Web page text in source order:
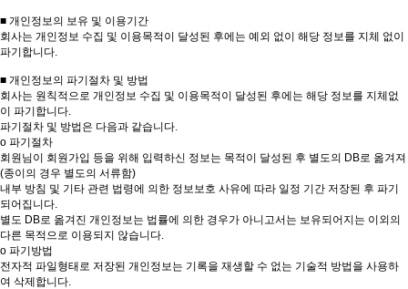
■ 개인정보의 보유 및 이용기간
회사는 개인정보 수집 및 이용목적이 달성된 후에는 예외 없이 해당 정보를 지체 없이
파기합니다.
■ 개인정보의 파기절차 및 방법
회사는 원칙적으로 개인정보 수집 및 이용목적이 달성된 후에는 해당 정보를 지체없
이 파기합니다.
파기절차 및 방법은 다음과 같습니다.
ο 파기절차
회원님이 회원가입 등을 위해 입력하신 정보는 목적이 달성된 후 별도의 DB로 옮겨져
(종이의 경우 별도의 서류함)
내부 방침 및 기타 관련 법령에 의한 정보보호 사유에 따라 일정 기간 저장된 후 파기
되어집니다.
별도 DB로 옮겨진 개인정보는 법률에 의한 경우가 아니고서는 보유되어지는 이외의
다른 목적으로 이용되지 않습니다.
ο 파기방법
전자적 파일형태로 저장된 개인정보는 기록을 재생할 수 없는 기술적 방법을 사용하
여 삭제합니다.